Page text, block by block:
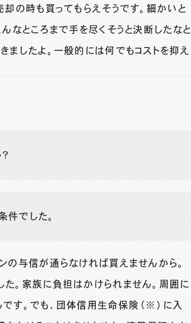
却の時も買ってもらえそうです。細かいと
なところまで手を尽くそうと決断したなと
ましたよ。一般的には何でもコストを抑え
件でした。
の与信が通らなければ買えませんから。
。家族に負担はかけられません。周囲に
す。でも、団体信用生命保険（※）に入